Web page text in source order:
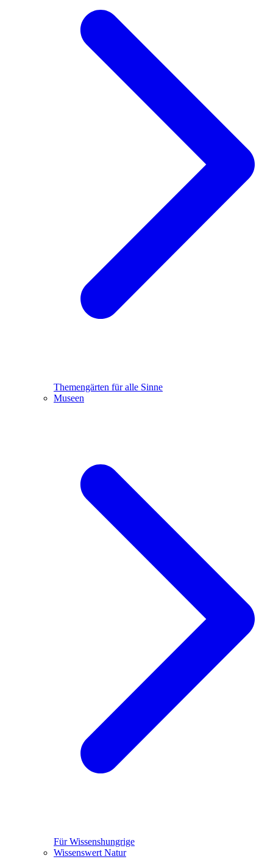
Themengärten für alle Sinne
Museen
Für Wissenshungrige
Wissenswert Natur